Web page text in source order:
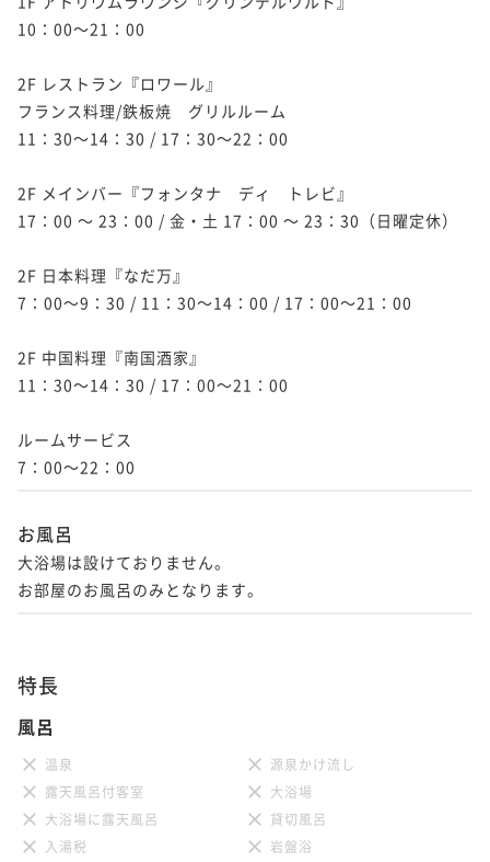
10：00～21：00
2F レストラン『ロワール』
フランス料理/鉄板焼　グリルルーム
11：30～14：30 / 17：30～22：00
2F メインバー『フォンタナ　ディ　トレビ』
17：00 ～ 23：00 / 金・土 17：00 ～ 23：30（日曜定休）
2F 日本料理『なだ万』
7：00～9：30 / 11：30～14：00 / 17：00～21：00
2F 中国料理『南国酒家』
11：30～14：30 / 17：00～21：00
ルームサービス
7：00～22：00
お風呂
大浴場は設けておりません。
お部屋のお風呂のみとなります。
特長
風呂
温泉
源泉かけ流し
露天風呂付客室
大浴場
大浴場に露天風呂
貸切風呂
入湯税
岩盤浴